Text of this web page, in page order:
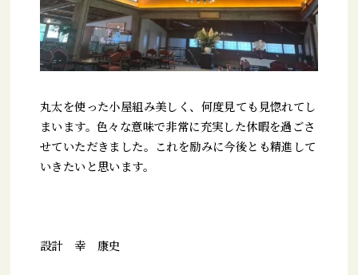
丸太を使った小屋組み美しく、何度見ても見惚れてし
まいます。色々な意味で非常に充実した休暇を過ごさ
せていただきました。これを励みに今後とも精進して
いきたいと思います。
設計 幸 康史